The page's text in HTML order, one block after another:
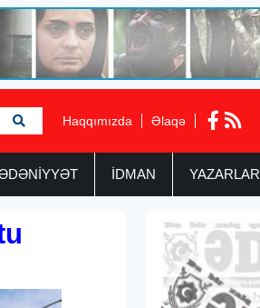
Haqqımızda Əlaqə
İDMAN YAZARLAR